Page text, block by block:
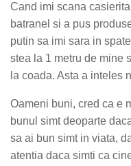
Cand imi scana
batranel si a pus
putin sa imi sara in
stea la 1 metru de mine
la coada. Asta a inteles
Oameni buni, cred ca e
bunul simt deoparte
sa ai bun simt in viata,
atentia daca simti ca